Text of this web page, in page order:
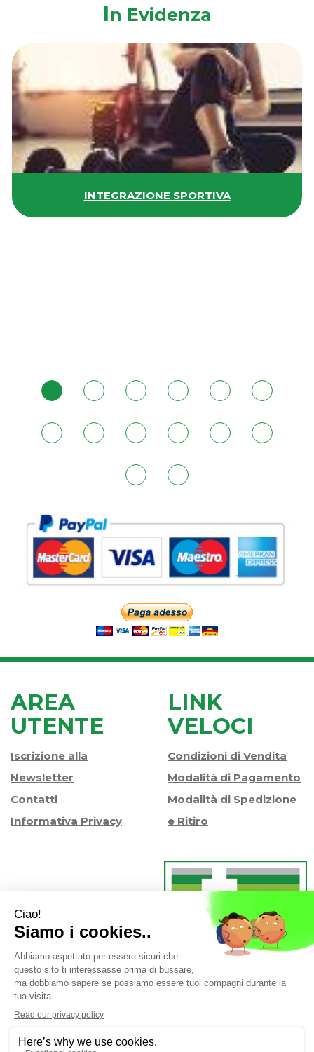
In Evidenza
INTEGRAZIONE SPORTIVA
AREA
UTENTE
Iscrizione alla
Newsletter
Contatti
Informativa Privacy
LINK
VELOCI
Condizioni di Vendita
Modalità di Pagamento
Modalità di Spedizione
e Ritiro
Valli di Chioggia (VE)